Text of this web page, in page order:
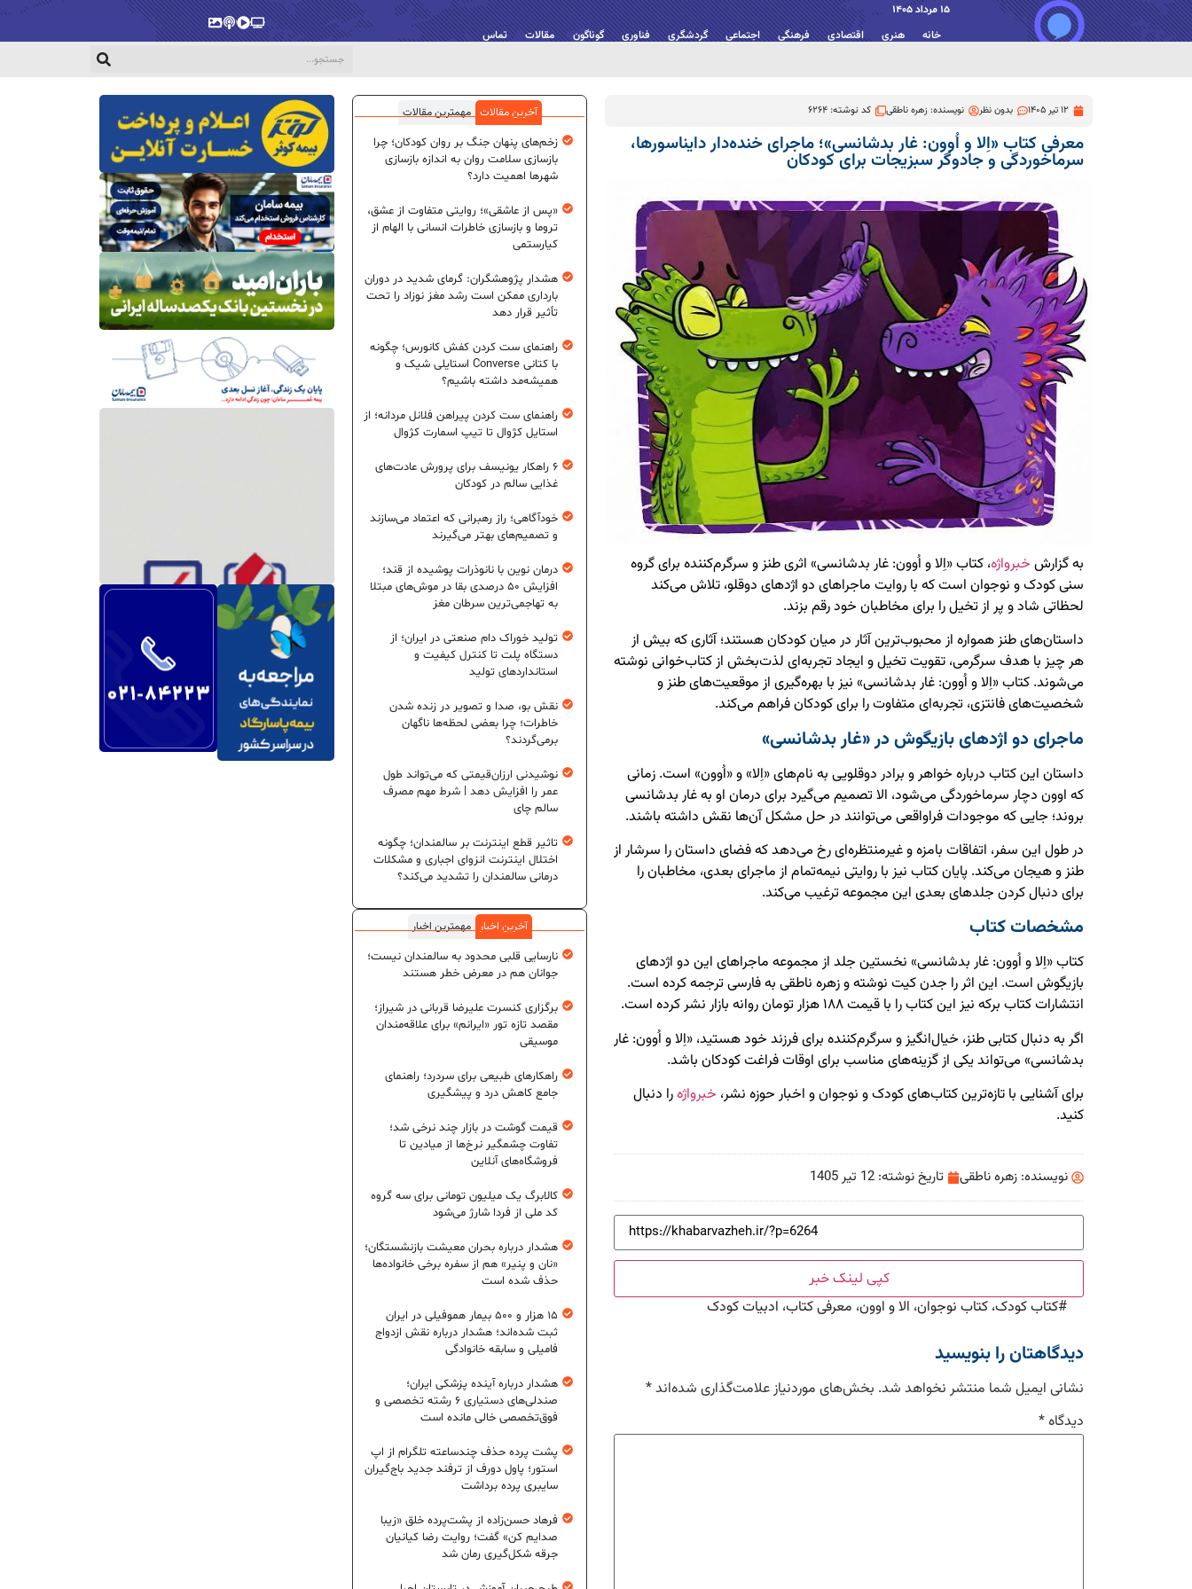
15 مرداد 1405
خانه هنری اقتصادی فرهنگی اجتماعی گردشگری فناوری گوناگون مقالات تماس
پخش‌زندهویدیو
پادکستگالری
12 تیر 1405 بدون نظر نویسنده:زهره ناطقی کد نوشته: 6264
معرفی کتاب «اِلا و اُوون: غار بدشانسی»؛ ماجرای خنده‌دار دایناسورها،
سرماخوردگی و جادوگر سبزیجات برای کودکان
به گزارش خبرواژه، کتاب «اِلا و اُوون: غار بدشانسی» اثری طنز و سرگرم‌کننده برای گروه
سنی کودک و نوجوان است که با روایت ماجراهای دو اژدهای دوقلو، تلاش می‌کند
لحظاتی شاد و پر از تخیل را برای مخاطبان خود رقم بزند.
داستان‌های طنز همواره از محبوب‌ترین آثار در میان کودکان هستند؛ آثاری که بیش از
هر چیز با هدف سرگرمی، تقویت تخیل و ایجاد تجربه‌ای لذت‌بخش از کتاب‌خوانی نوشته
می‌شوند. کتاب «اِلا و اُوون: غار بدشانسی» نیز با بهره‌گیری از موقعیت‌های طنز و
شخصیت‌های فانتزی، تجربه‌ای متفاوت را برای کودکان فراهم می‌کند.
ماجرای دو اژدهای بازیگوش در «غار بدشانسی»
داستان این کتاب درباره خواهر و برادر دوقلویی به نام‌های «اِلا» و «اُوون» است. زمانی
که اوون دچار سرماخوردگی می‌شود، الا تصمیم می‌گیرد برای درمان او به غار بدشانسی
بروند؛ جایی که موجودات فراواقعی می‌توانند در حل مشکل آن‌ها نقش داشته باشند.
در طول این سفر، اتفاقات بامزه و غیرمنتظره‌ای رخ می‌دهد که فضای داستان را سرشار از
طنز و هیجان می‌کند. پایان کتاب نیز با روایتی نیمه‌تمام از ماجرای بعدی، مخاطبان را
برای دنبال کردن جلدهای بعدی این مجموعه ترغیب می‌کند.
مشخصات کتاب
کتاب «اِلا و اُوون: غار بدشانسی» نخستین جلد از مجموعه ماجراهای این دو اژدهای
بازیگوش است. این اثر را جدن کیت نوشته و زهره ناطقی به فارسی ترجمه کرده است.
انتشارات کتاب برکه نیز این کتاب را با قیمت ۱۸۸ هزار تومان روانه بازار نشر کرده است.
اگر به دنبال کتابی طنز، خیال‌انگیز و سرگرم‌کننده برای فرزند خود هستید، «اِلا و اُوون: غار
بدشانسی» می‌تواند یکی از گزینه‌های مناسب برای اوقات فراغت کودکان باشد.
برای آشنایی با تازه‌ترین کتاب‌های کودک و نوجوان و اخبار حوزه نشر، خبرواژهرا دنبال
کنید.
نویسنده: زهره ناطقی تاریخ نوشته: 12 تیر 1405
کپی لینک خبر
#کتاب کودک، کتاب نوجوان، الا و اوون، معرفی کتاب، ادبیات کودک
دیدگاهتان را بنویسید
نشانی ایمیل شما منتشر نخواهد شد. بخش‌های موردنیاز علامت‌گذاری شده‌اند*
دیدگاه*
آخرین مقالات مهمترین مقالات
زخم‌های پنهان جنگ بر روان کودکان؛ چرا
بازسازی سلامت روان به اندازه بازسازی
شهرها اهمیت دارد؟
«پس از عاشقی»؛ روایتی متفاوت از عشق،
تروما و بازسازی خاطرات انسانی با الهام از
کیارستمی
هشدار پژوهشگران: گرمای شدید در دوران
بارداری ممکن است رشد مغز نوزاد را تحت
تأثیر قرار دهد
راهنمای ست کردن کفش کانورس؛ چگونه
با کتانی Converse استایلی شیک و
همیشه‌مد داشته باشیم؟
راهنمای ست کردن پیراهن فلانل مردانه؛ از
استایل کژوال تا تیپ اسمارت کژوال
۶ راهکار یونیسف برای پرورش عادت‌های
غذایی سالم در کودکان
خودآگاهی؛ راز رهبرانی که اعتماد می‌سازند
و تصمیم‌های بهتر می‌گیرند
درمان نوین با نانوذرات پوشیده از قند؛
افزایش ۵۰ درصدی بقا در موش‌های مبتلا
به تهاجمی‌ترین سرطان مغز
تولید خوراک دام صنعتی در ایران؛ از
دستگاه پلت تا کنترل کیفیت و
استانداردهای تولید
نقش بو، صدا و تصویر در زنده شدن
خاطرات؛ چرا بعضی لحظه‌ها ناگهان
برمی‌گردند؟
نوشیدنی ارزان‌قیمتی که می‌تواند طول
عمر را افزایش دهد | شرط مهم مصرف
سالم چای
تاثیر قطع اینترنت بر سالمندان؛ چگونه
اختلال اینترنت انزوای اجباری و مشکلات
درمانی سالمندان را تشدید می‌کند؟
آخرین اخبار
مهمترین اخبار
نارسایی قلبی محدود به سالمندان نیست؛
جوانان هم در معرض خطر هستند
برگزاری کنسرت علیرضا قربانی در شیراز؛
مقصد تازه تور «ایرانم» برای علاقه‌مندان
موسیقی
راهکارهای طبیعی برای سردرد؛ راهنمای
جامع کاهش درد و پیشگیری
قیمت گوشت در بازار چند نرخی شد؛
تفاوت چشمگیر نرخ‌ها از میادین تا
فروشگاه‌های آنلاین
کالابرگ یک میلیون تومانی برای سه گروه
کد ملی از فردا شارژ می‌شود
هشدار درباره بحران معیشت بازنشستگان؛
«نان و پنیر» هم از سفره برخی خانواده‌ها
حذف شده است
۱۵ هزار و ۵۰۰ بیمار هموفیلی در ایران
ثبت شده‌اند؛ هشدار درباره نقش ازدواج
فامیلی و سابقه خانوادگی
هشدار درباره آینده پزشکی ایران؛
صندلی‌های دستیاری ۶ رشته تخصصی و
فوق‌تخصصی خالی مانده است
پشت پرده حذف چندساعته تلگرام از اپ
استور؛ پاول دورف از ترفند جدید باج‌گیران
سایبری پرده برداشت
فرهاد حسن‌زاده از پشت‌پرده خلق «زیبا
صدایم کن» گفت؛ روایت رضا کیانیان
جرقه شکل‌گیری رمان شد